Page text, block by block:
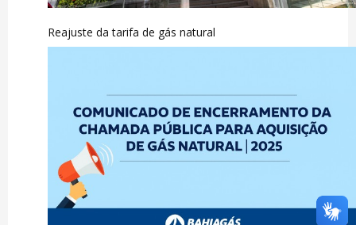
Reajuste da tarifa de gás natural